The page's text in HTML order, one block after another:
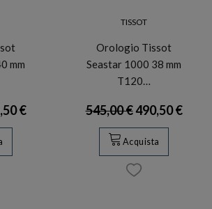
mm
€
TISSOT
Orologio Tissot
Seastar 1000 38 mm
T120…
545,00 €490,50 €
Acquista